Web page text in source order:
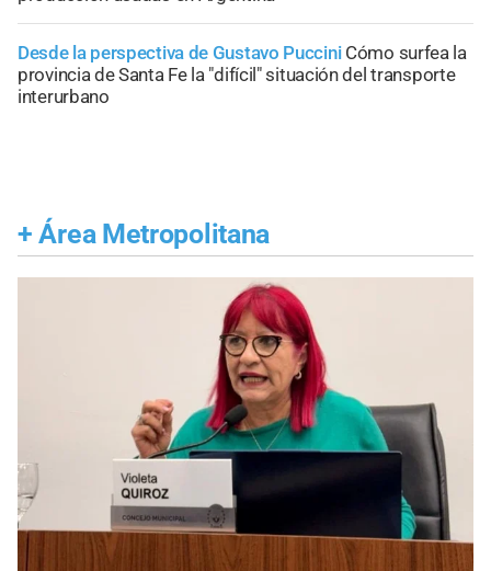
Desde la perspectiva de Gustavo Puccini Cómo surfea la
provincia de Santa Fe la "difícil" situación del transporte
interurbano
+ Área Metropolitana